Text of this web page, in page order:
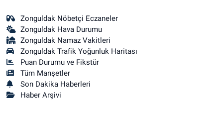
Zonguldak Nöbetçi Eczaneler
Zonguldak Hava Durumu
Zonguldak Namaz Vakitleri
Zonguldak Trafik Yoğunluk Haritası
Puan Durumu ve Fikstür
Tüm Manşetler
Son Dakika Haberleri
Haber Arşivi